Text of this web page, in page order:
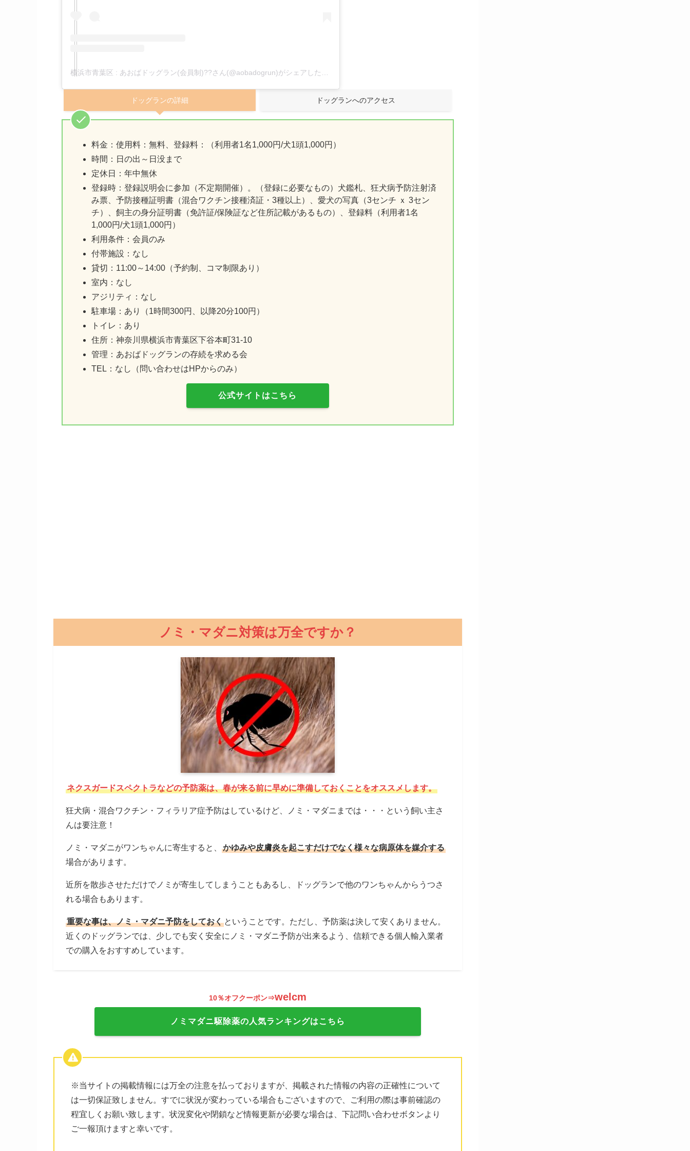
ドッグランの詳細 ドッグランへのアクセス
料金：使用料：無料、登録料：（利用者1名1,000円/犬1頭1,000円）
時間：日の出～日没まで
定休日：年中無休
登録時：登録説明会に参加（不定期開催）。（登録に必要なもの）犬鑑札、狂犬病予防注射済
み票、予防接種証明書（混合ワクチン接種済証・3種以上）、愛犬の写真（3センチ ｘ 3セン
チ）、飼主の身分証明書（免許証/保険証など住所記載があるもの）、登録料（利用者1名
1,000円/犬1頭1,000円）
利用条件：会員のみ
付帯施設：なし
貸切：11:00～14:00（予約制、コマ制限あり）
室内：なし
アジリティ：なし
駐車場：あり（1時間300円、以降20分100円）
トイレ：あり
住所：神奈川県横浜市青葉区下谷本町31-10
管理：あおばドッグランの存続を求める会
TEL：なし（問い合わせはHPからのみ）
公式サイトはこちら
ノミ・マダニ対策は万全ですか？
ネクスガードスペクトラなどの予防薬は、春が来る前に早めに準備しておくことをオススメします。
狂犬病・混合ワクチン・フィラリア症予防はしているけど、ノミ・マダニまでは・・・という飼い主さ
んは要注意！
ノミ・マダニがワンちゃんに寄生すると、
かゆみや皮膚炎を起こすだけでなく様々な病原体を媒介する
場合があります。
近所を散歩させただけでノミが寄生してしまうこともあるし、ドッグランで他のワンちゃんからうつさ
れる場合もあります。
重要な事は、ノミ・マダニ予防をしておく ということです。ただし、予防薬は決して安くありません。
近くのドッグランでは、少しでも安く安全にノミ・マダニ予防が出来るよう、信頼できる個人輸入業者
での購入をおすすめしています。
10％オフクーポン⇒welcm
ノミマダニ駆除薬の人気ランキングはこちら
※当サイトの掲載情報には万全の注意を払っておりますが、掲載された情報の内容の正確性について
は一切保証致しません。すでに状況が変わっている場合もございますので、ご利用の際は事前確認の
程宜しくお願い致します。状況変化や閉鎖など情報更新が必要な場合は、下記問い合わせボタンより
ご一報頂けますと幸いです。